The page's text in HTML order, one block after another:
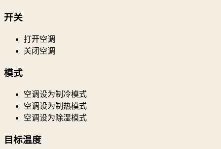
开关
打开空调
关闭空调
模式
空调设为制冷模式
空调设为制热模式
空调设为除湿模式
目标温度